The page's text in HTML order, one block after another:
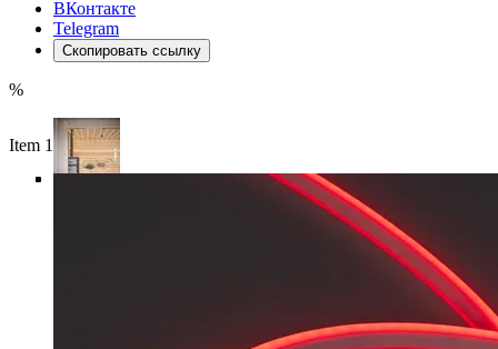
ВКонтакте
Telegram
Скопировать ссылку
%
Item 1 of 6